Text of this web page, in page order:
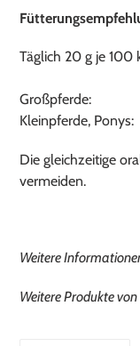
Täglich 20 g je 100
Großpferde:
Kleinpferde,
Die gleichzeitige
vermeiden.
Weitere
Weitere Produkte